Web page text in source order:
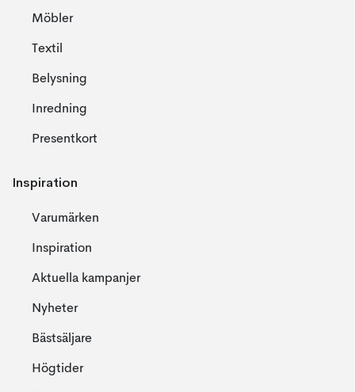
Möbler
Textil
Belysning
Inredning
Presentkort
Inspiration
Varumärken
Inspiration
Aktuella kampanjer
Nyheter
Bästsäljare
Högtider